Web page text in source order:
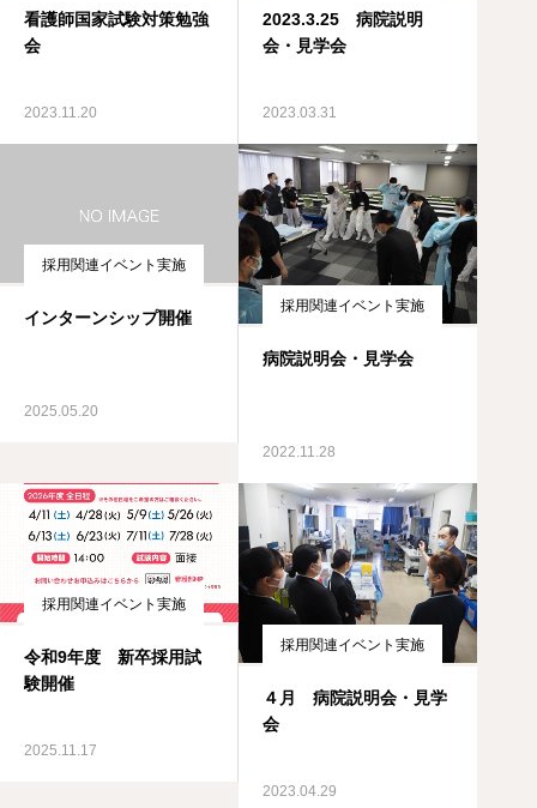
看護師国家試験対策勉強
会
2023.11.20
2023.3.25 病院説明
会・見学会
2023.03.31
採用関連イベント実施
インターンシップ開催
2025.05.20
採用関連イベント実施
病院説明会・見学会
2022.11.28
採用関連イベント実施
令和9年度 新卒採用試
験開催
2025.11.17
採用関連イベント実施
４月 病院説明会・見学
会
2023.04.29